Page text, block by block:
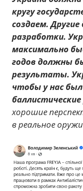
кругу
создаем.
разработки.
максимально
годов должны
результаты.
чтобы у нас
хорошие
в реальное